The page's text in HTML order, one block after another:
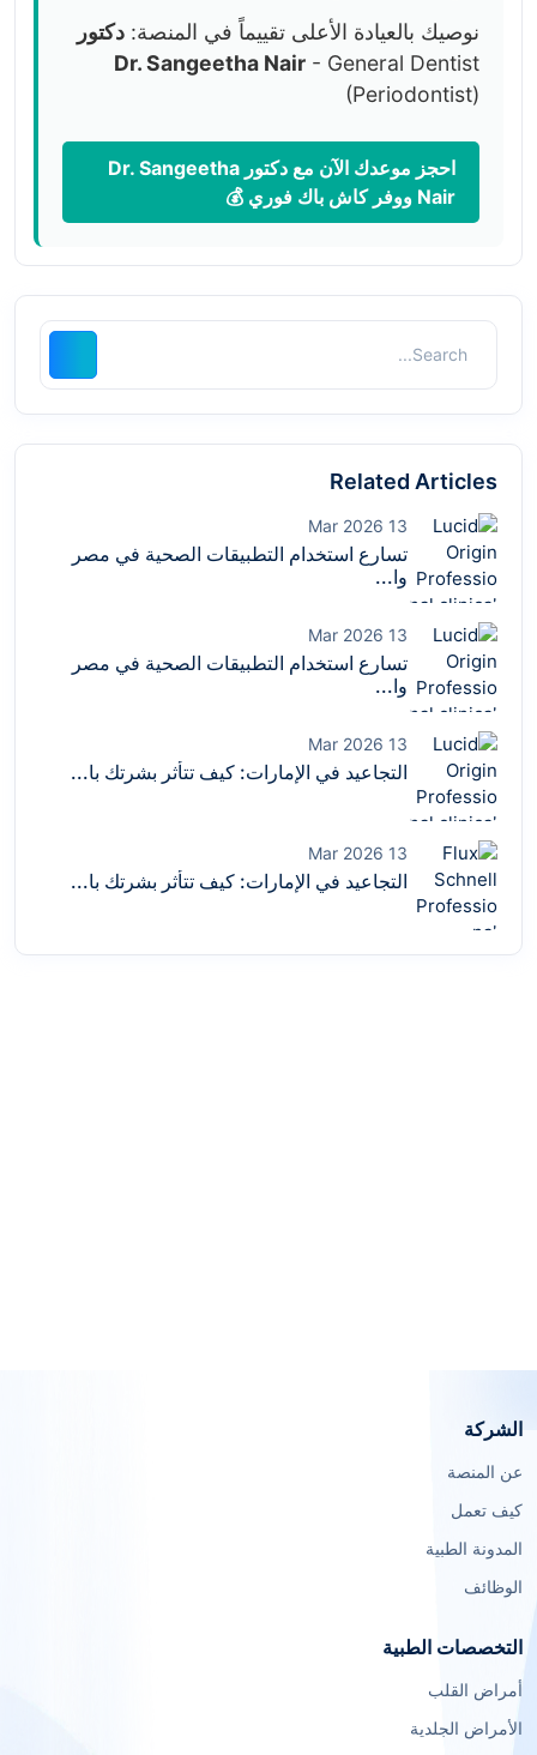
نوصيك بالعيادة الأعلى تقييماً في المنصة: دكتور
Dr. Sangeetha Nair - General Dentist
(Periodontist)
احجز موعدك الآن مع دكتور Dr. Sangeetha
Nair ووفر كاش باك فوري 💰
Related Articles
13 Mar 2026
تسارع استخدام التطبيقات الصحية في مصر
وا...
13 Mar 2026
تسارع استخدام التطبيقات الصحية في مصر
وا...
13 Mar 2026
التجاعيد في الإمارات: كيف تتأثر بشرتك با...
13 Mar 2026
التجاعيد في الإمارات: كيف تتأثر بشرتك با...
الشركة
عن المنصة
كيف تعمل
المدونة الطبية
الوظائف
التخصصات الطبية
أمراض القلب
الأمراض الجلدية